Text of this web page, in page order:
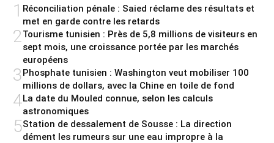
1 Réconciliation pénale : Saied réclame des résultats et
met en garde contre les retards
2Tourisme tunisien : Près de 5,8 millions de visiteurs en
sept mois, une croissance portée par les marchés
européens
3Phosphate tunisien : Washington veut mobiliser 100
millions de dollars, avec la Chine en toile de fond
4La date du Mouled connue, selon les calculs
astronomiques
5Station de dessalement de Sousse : La direction
dément les rumeurs sur une eau impropre à la